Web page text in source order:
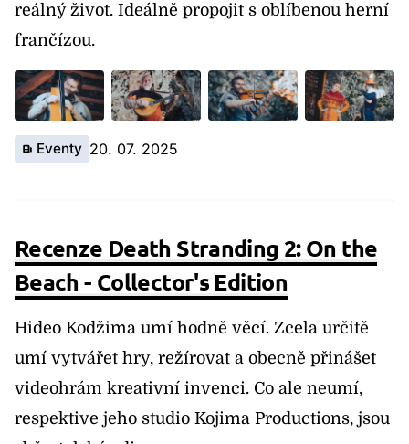
reálný život. Ideálně propojit s oblíbenou herní
frančízou.
Eventy 20. 07. 2025
Recenze Death Stranding 2: On the
Beach - Collector's Edition
Hideo Kodžima umí hodně věcí. Zcela určitě
umí vytvářet hry, režírovat a obecně přinášet
videohrám kreativní invenci. Co ale neumí,
respektive jeho studio Kojima Productions, jsou